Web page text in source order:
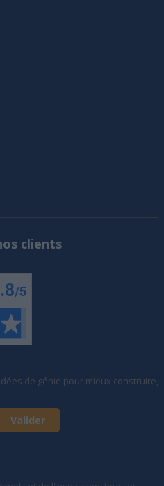
clients
de génie pour mieux construire,